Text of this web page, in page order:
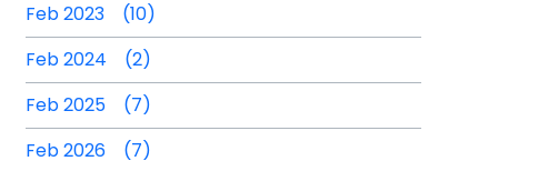
Feb 2023 (10)
Feb 2024 (2)
Feb 2025 (7)
Feb 2026 (7)